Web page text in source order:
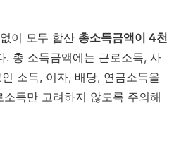
이 모두 합산 총소득금액이 4천
. 총 소득금액에는 근로소득, 사
소득, 이자, 배당, 연금소득을
득만 고려하지 않도록 주의해